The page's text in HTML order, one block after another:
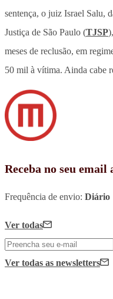
sentença, o juiz Israel Salu,
Justiça de São Paulo (TJSP
meses de reclusão, em
50 mil à vítima. Ainda cabe
Receba no seu
Frequência de envio: Diário
Ver todas
Ver todas as newsletters